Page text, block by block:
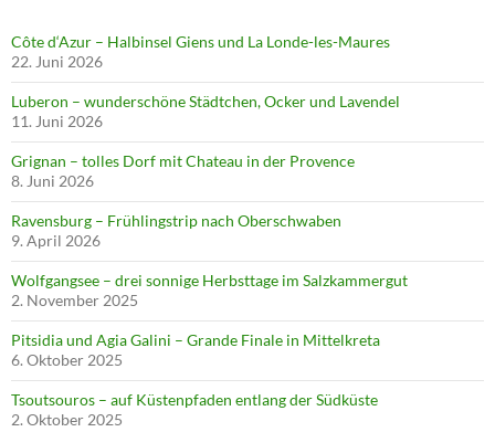
Côte d‘Azur – Halbinsel Giens und La Londe-les-Maures
22. Juni 2026
Luberon – wunderschöne Städtchen, Ocker und Lavendel
11. Juni 2026
Grignan – tolles Dorf mit Chateau in der Provence
8. Juni 2026
Ravensburg – Frühlingstrip nach Oberschwaben
9. April 2026
Wolfgangsee – drei sonnige Herbsttage im Salzkammergut
2. November 2025
Pitsidia und Agia Galini – Grande Finale in Mittelkreta
6. Oktober 2025
Tsoutsouros – auf Küstenpfaden entlang der Südküste
2. Oktober 2025